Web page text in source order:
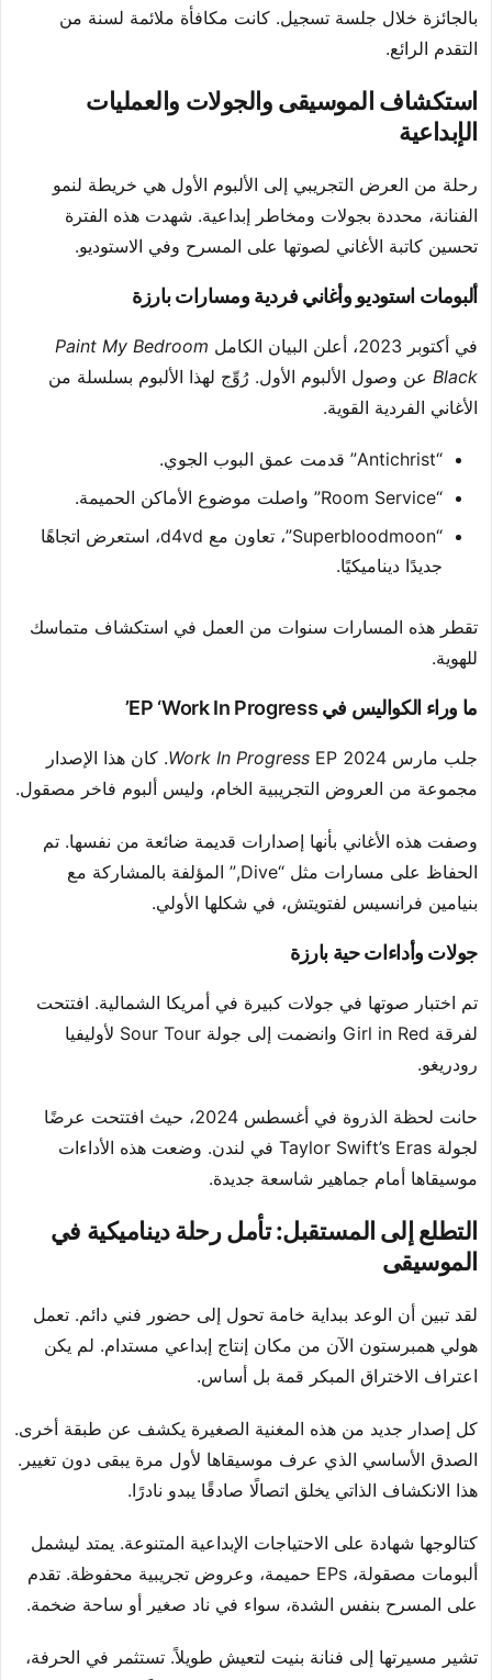
بالجائزة خلال جلسة تسجيل. كانت مكافأة ملائمة لسنة من
التقدم الرائع.
استكشاف الموسيقى والجولات والعمليات
الإبداعية
رحلة من العرض التجريبي إلى الألبوم الأول هي خريطة لنمو
الفنانة، محددة بجولات ومخاطر إبداعية. شهدت هذه الفترة
تحسين كاتبة الأغاني لصوتها على المسرح وفي الاستوديو.
ألبومات استوديو وأغاني فردية ومسارات بارزة
في أكتوبر 2023، أعلن البيان الكامل
Paint My Bedroom
Black عن وصول الألبوم الأول. رُوِّج لهذا الألبوم بسلسلة من
الأغاني الفردية القوية.
“Antichrist” قدمت عمق البوب الجوي.
“Room Service” واصلت موضوع الأماكن الحميمة.
“Superbloodmoon”، تعاون مع d4vd، استعرض اتجاهًا
جديدًا ديناميكيًا.
تقطر هذه المسارات سنوات من العمل في استكشاف متماسك
للهوية.
ما وراء الكواليس في EP ‘Work In Progress’
جلب مارس 2024 Work In ProgressEP. كان هذا الإصدار
مجموعة من العروض التجريبية الخام، وليس ألبوم فاخر مصقول.
وصفت هذه الأغاني بأنها إصدارات قديمة ضائعة من نفسها. تم
الحفاظ على مسارات مثل “Dive,” المؤلفة بالمشاركة مع
بنيامين فرانسيس لفتويتش، في شكلها الأولي.
جولات وأداءات حية بارزة
تم اختبار صوتها في جولات كبيرة في أمريكا الشمالية. افتتحت
لفرقة Girl in Red وانضمت إلى جولة Sour Tour لأوليفيا
رودريغو.
حانت لحظة الذروة في أغسطس 2024، حيث افتتحت عرضًا
لجولة Taylor Swift’s Eras في لندن. وضعت هذه الأداءات
موسيقاها أمام جماهير شاسعة جديدة.
التطلع إلى المستقبل: تأمل رحلة ديناميكية في
الموسيقى
لقد تبين أن الوعد ببداية خامة تحول إلى حضور فني دائم. تعمل
هولي همبرستون الآن من مكان إنتاج إبداعي مستدام. لم يكن
اعتراف الاختراق المبكر قمة بل أساس.
كل إصدار جديد من هذه المغنية الصغيرة يكشف عن طبقة أخرى.
الصدق الأساسي الذي عرف موسيقاها لأول مرة يبقى دون تغيير.
هذا الانكشاف الذاتي يخلق اتصالًا صادقًا يبدو نادرًا.
كتالوجها شهادة على الاحتياجات الإبداعية المتنوعة. يمتد ليشمل
ألبومات مصقولة، EPs حميمة، وعروض تجريبية محفوظة. تقدم
على المسرح بنفس الشدة، سواء في ناد صغير أو ساحة ضخمة.
تشير مسيرتها إلى فنانة بنيت لتعيش طويلاً. تستثمر في الحرفة،